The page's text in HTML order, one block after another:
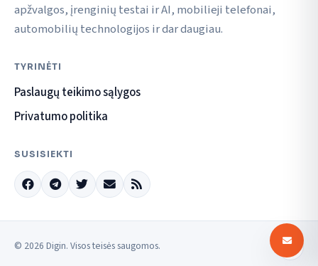
apžvalgos, įrenginių testai ir AI, mobilieji telefonai,
automobilių technologijos ir dar daugiau.
TYRINĖTI
Paslaugų teikimo sąlygos
Privatumo politika
SUSISIEKTI
© 2026 Digin. Visos teisės saugomos.